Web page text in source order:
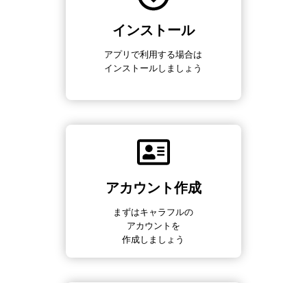
インストール
アプリで利用する場合は
インストールしましょう
アカウント作成
まずはキャラフルの
アカウントを
作成しましょう